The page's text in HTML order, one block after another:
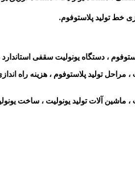
خط تولید پلاستوفوم.
، دستگاه یونولیت سقفی استاندارد
مراحل تولید پلاستوفوم ، هزینه راه
آلات تولید یونولیت ، ساخت